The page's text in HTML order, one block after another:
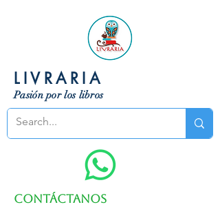
LIVRARIA
Pasión por los libros
Contáctanos